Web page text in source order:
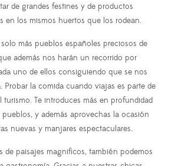
de grandes festines y de productos
en los mismos huertos que los rodean.
más pueblos españoles preciosos de
además nos harán un recorrido por
uno de ellos consiguiendo que se nos
Probar la comida cuando viajas es parte de
turismo. Te introduces más en profundidad
y además aprovechas la ocasión
nuevas y manjares espectaculares.
de paisajes magnificos, también podemos